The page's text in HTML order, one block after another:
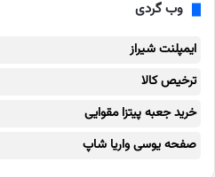
وب گردی
ایمپلنت شیراز
ترخیص کالا
خرید جعبه پیتزا مقوایی
صفحه یوسی واریا شاپ